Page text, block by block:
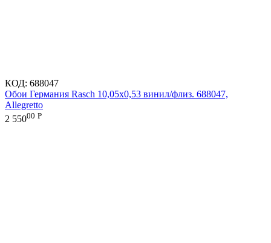
КОД: 688047
Обои Германия Rasch 10,05x0,53 винил/флиз. 688047,
Allegretto
2 55000 Р